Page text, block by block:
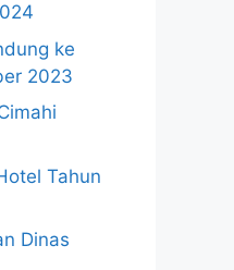
ke
2023
Tahun
Dinas